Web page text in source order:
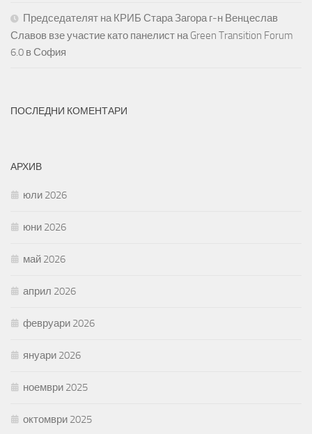
Председателят на КРИБ Стара Загора г-н Венцеслав
Славов взе участие като панелист на Green Transition Forum
6.0 в София
ПОСЛЕДНИ КОМЕНТАРИ
АРХИВ
юли 2026
юни 2026
май 2026
април 2026
февруари 2026
януари 2026
ноември 2025
октомври 2025